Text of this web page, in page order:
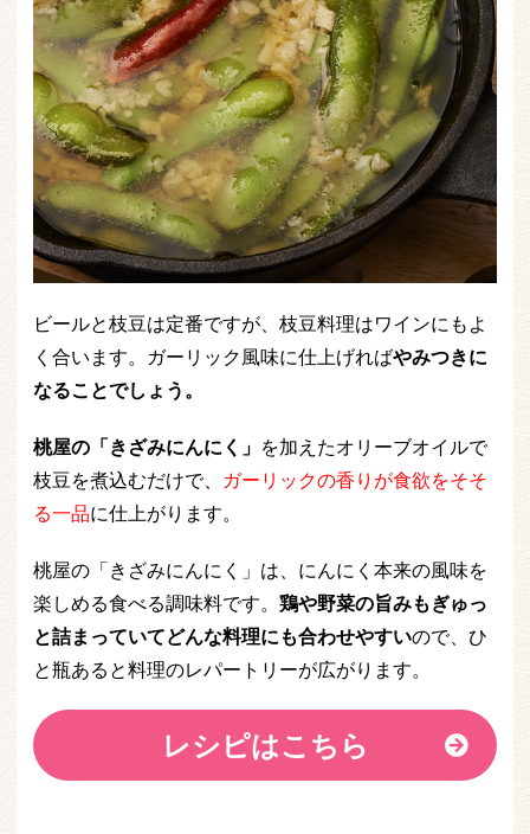
ビールと枝豆は定番ですが、枝豆料理はワインにもよ
く合います。ガーリック風味に仕上げればやみつきに
なることでしょう。
桃屋の「きざみにんにく」 を加えたオリーブオイルで
枝豆を煮込むだけで、 ガーリックの香りが食欲をそそ
る一品に仕上がります。
桃屋の「きざみにんにく」は、にんにく本来の風味を
楽しめる食べる調味料です。 鶏や野菜の旨みもぎゅっ
と詰まっていてどんな料理にも合わせやすいので、ひ
と瓶あると料理のレパートリーが広がります。
レシピはこちら